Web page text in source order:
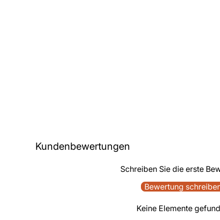
Kundenbewertungen
Schreiben Sie die erste
Bewertung
Keine Elemente